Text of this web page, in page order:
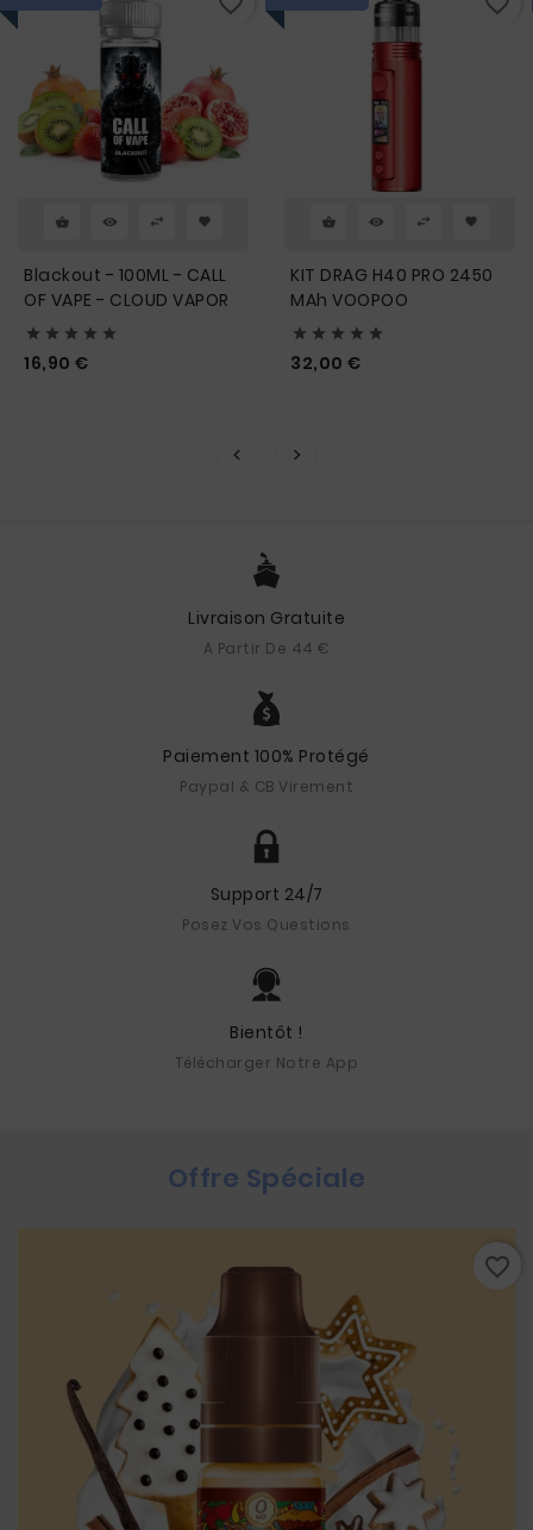
Blackout - 100ML - CALL
OF VAPE - CLOUD VAPOR
    
16,90 €
KIT DRAG H40 PRO 2450
MAh VOOPOO
    
32,00 €
Livraison Gratuite
A Partir De 44 €
Paiement 100% Protégé
Paypal & CB Virement
Support 24/7
Posez Vos Questions
Bientôt !
Télécharger Notre App
Offre Spéciale
favorite_border